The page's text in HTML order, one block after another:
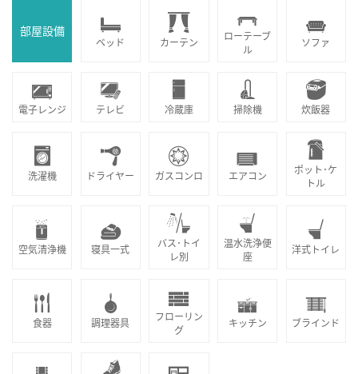
部屋設備
ベッド カーテン
ローテーブ
ル
ソファ
電子レンジ テレビ 冷蔵庫 掃除機 炊飯器
洗濯機 ドライヤー ガスコンロ エアコン
ポット･ケ
トル
空気清浄機 寝具一式
バス･トイ
レ別
温水洗浄便
座
洋式トイレ
食器 調理器具
フローリン
グ
キッチン ブラインド